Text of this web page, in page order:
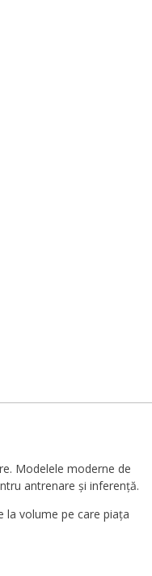
Modelele moderne de
antrenare și inferență.
la volume pe care piața